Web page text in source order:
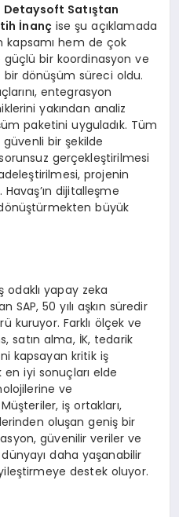
Detaysoft Satıştan
İnanç ise şu açıklamada
kapsamı hem de çok
güçlü bir koordinasyon ve
bir dönüşüm süreci oldu.
entegrasyon
yakından analiz
paketini uyguladık. Tüm
güvenli bir şekilde
gerçekleştirilmesi
projenin
Havaş’ın dijitalleşme
büyük
yapay zeka
SAP, 50 yılı aşkın süredir
kuruyor. Farklı ölçek ve
satın alma, İK, tedarik
kapsayan kritik iş
en iyi sonuçları elde
ve
iş ortakları,
oluşan geniş bir
güvenilir veriler ve
dünyayı daha yaşanabilir
destek oluyor.